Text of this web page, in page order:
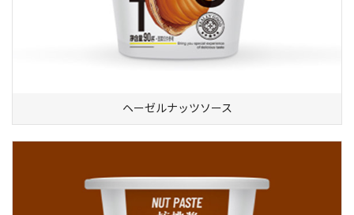
ヘーゼルナッツソース